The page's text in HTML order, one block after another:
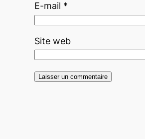
E-mail *
Site web